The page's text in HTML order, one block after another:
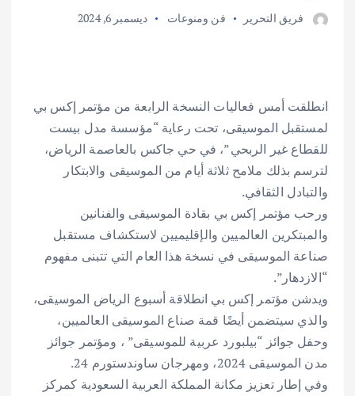
فريق التحرير فن ومنوعات ديسمبر 6, 2024
انطلقت أمس فعاليات النسخة الرابعة من مؤتمر إكس بي
لمستقبل الموسيقى، تحت رعاية “مؤسسة مدل بيست
للقطاع غير الربحي”، في حي جاكس بالعاصمة الرياض،
لترسم بذلك ملامح ثلاثة أيام من الموسيقى والابتكار
والتبادل الثقافي.
ورحب مؤتمر إكس بي بقادة الموسيقى والفنانين
والمبتكرين العالميين والإقليميين لاستكشاف مستقبل
صناعة الموسيقى في نسخة هذا العام التي تتبنى مفهوم
“الازدهار”.
ويدشن مؤتمر إكس بي انطلاقة أسبوع الرياض الموسيقى،
والذي سيتضمن أيضًا قمة صناع الموسيقى العالميين،
وحفل جوائز “بيلبورد عربية للموسيقى” ، ومؤتمر جوائز
مدن الموسيقى 2024، ومهرجان ساوندستورم 24.
وفي إطار تعزيز مكانة المملكة العربية السعودية كمركز